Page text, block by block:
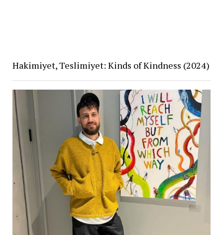
Hakimiyet, Teslimiyet: Kinds of Kindness (2024)